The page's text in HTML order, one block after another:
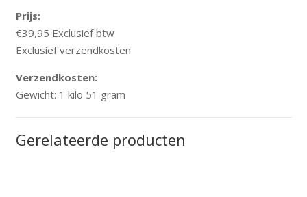
Prijs:
€39,95 Exclusief btw
Exclusief verzendkosten
Verzendkosten:
Gewicht: 1 kilo 51 gram
Gerelateerde producten